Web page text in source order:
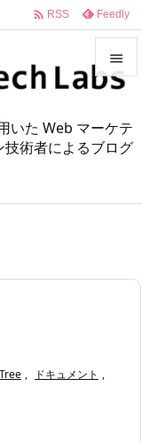
いた Web マーケテ
技術者によるブログ



 RSS Feedly
, ドキュメント ,